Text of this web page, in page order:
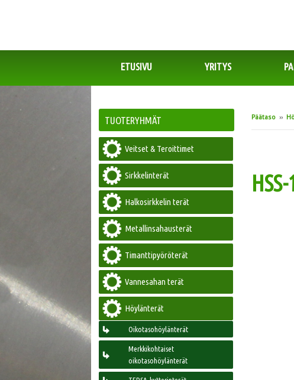
ETUSIVU YRITYS
Päätaso ››
TUOTERYHMÄT
Veitset & Teroittimet
Sirkkelinterät
Halkosirkkelin terät
Metallinsahausterät
Timanttipyöröterät
Vannesahan terät
Höylänterät
Oikotasohöylänterät
Merkkikohtaiset
oikotasohöylänterät